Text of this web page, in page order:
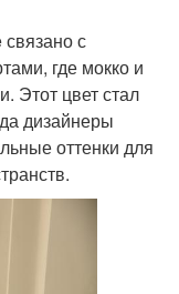
с
где мокко и
Этот цвет стал
дизайнеры
оттенки для